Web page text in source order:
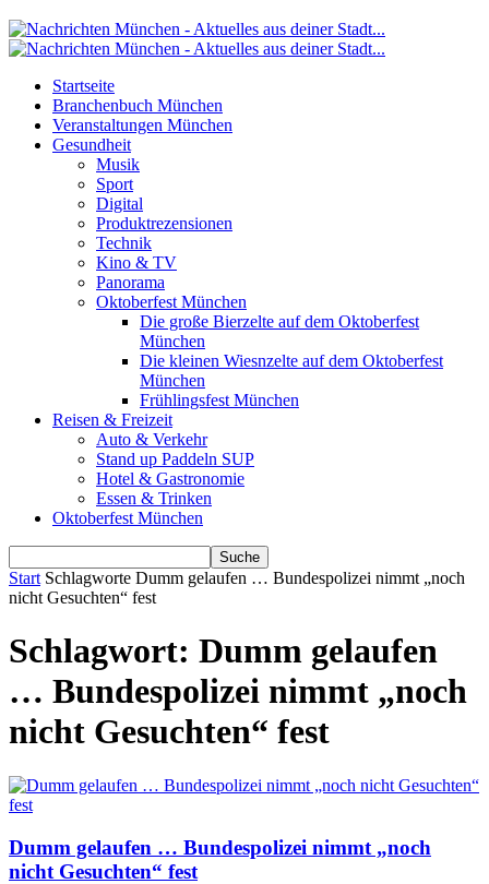
Startseite
Branchenbuch München
Veranstaltungen München
Gesundheit
Musik
Sport
Digital
Produktrezensionen
Technik
Kino & TV
Panorama
Oktoberfest München
Die große Bierzelte auf dem Oktoberfest
München
Die kleinen Wiesnzelte auf dem Oktoberfest
München
Frühlingsfest München
Reisen & Freizeit
Auto & Verkehr
Stand up Paddeln SUP
Hotel & Gastronomie
Essen & Trinken
Oktoberfest München
Start Schlagworte Dumm gelaufen … Bundespolizei nimmt „noch
nicht Gesuchten“ fest
Schlagwort: Dumm gelaufen
… Bundespolizei nimmt „noch
nicht Gesuchten“ fest
Dumm gelaufen … Bundespolizei nimmt „noch
nicht Gesuchten“ fest